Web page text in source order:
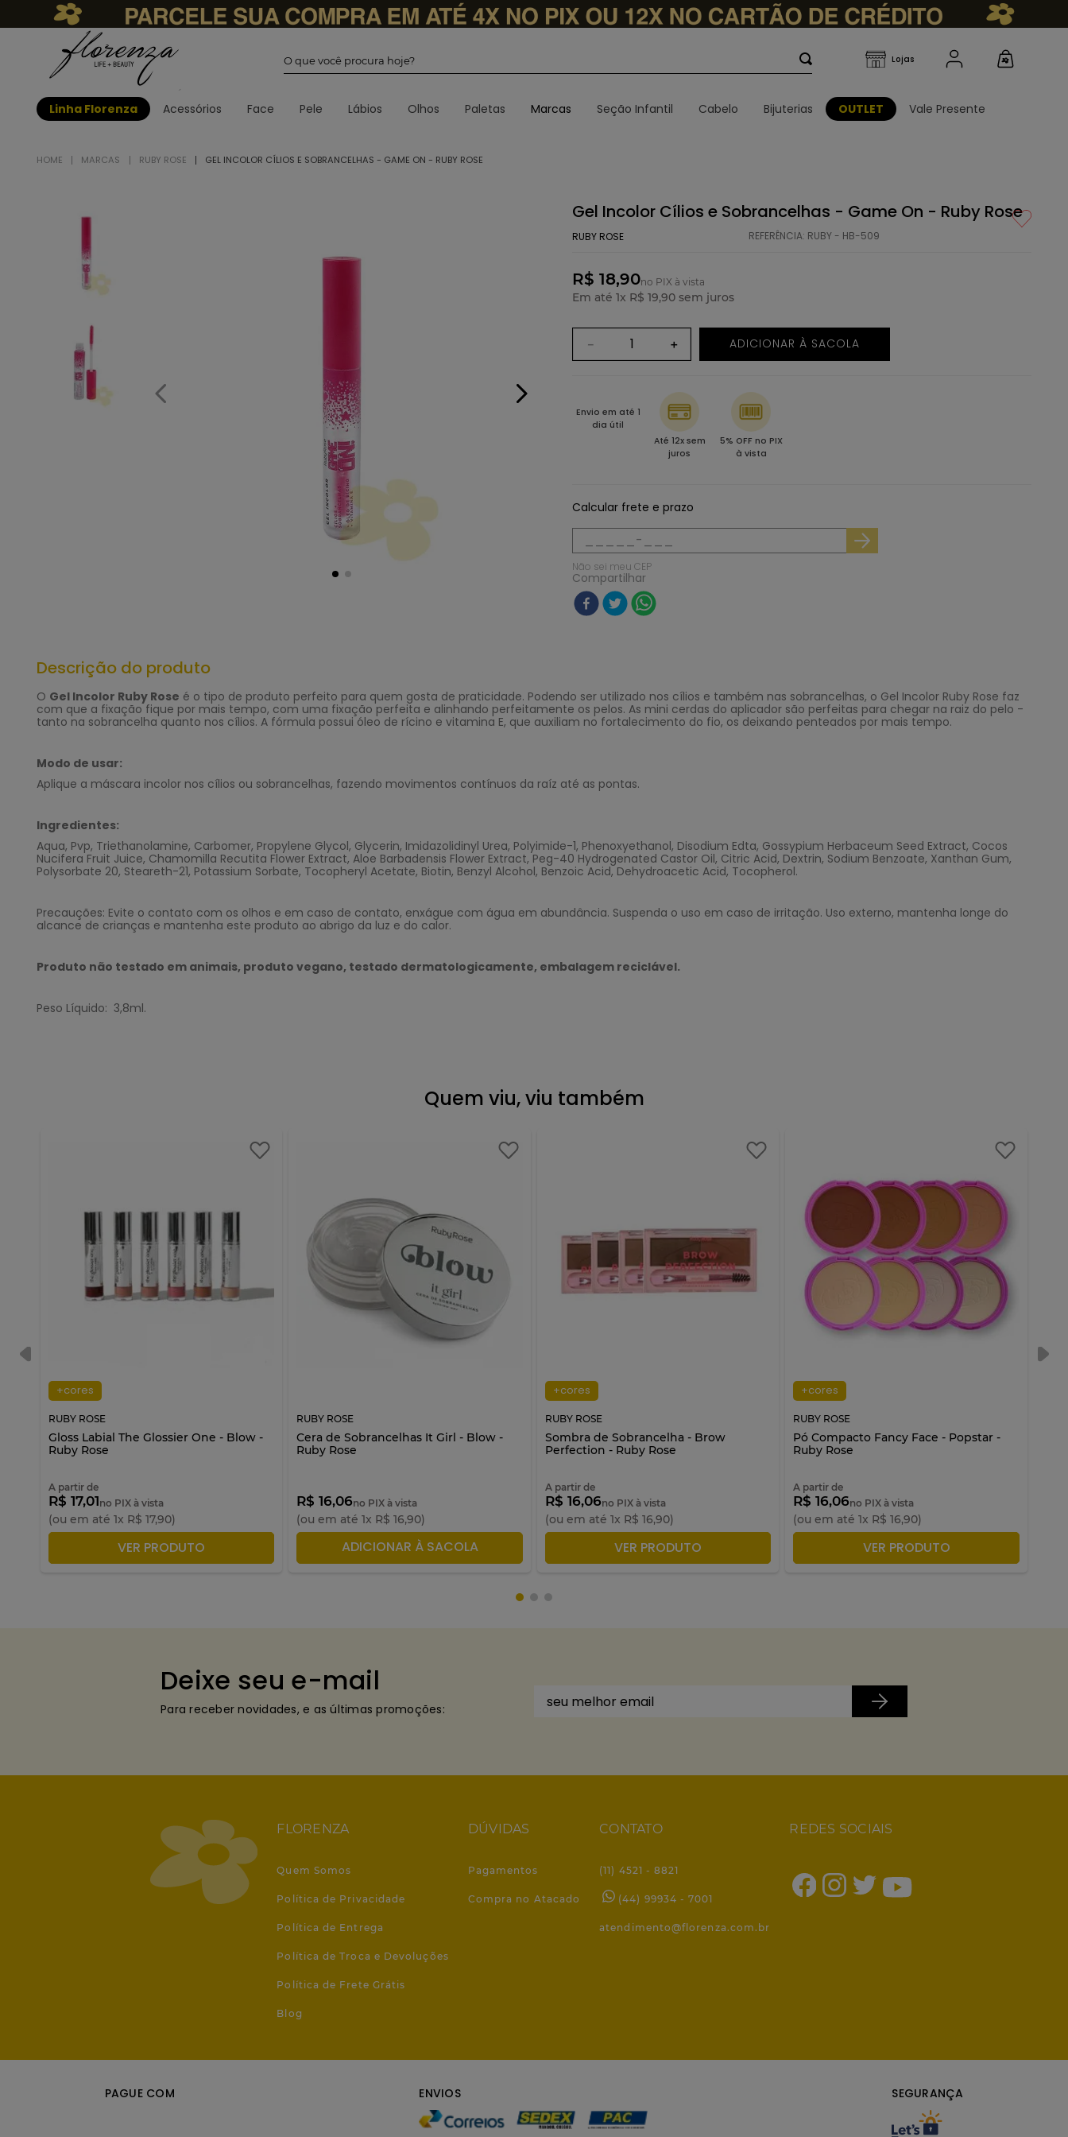
Linha Florenza Acessórios Face Pele Lábios Olhos Paletas Marcas Seção Infantil Cabelo Bijuterias OUTLET Vale Presente
MARCAS RUBY ROSE GEL INCOLOR CÍLIOS E SOBRANCELHAS - GAME ON - RUBY ROSE
Gel Incolor Cílios e Sobrancelhas - Game On - Ruby Rose
RUBY ROSE REFERÊNCIA: RUBY - HB-509
R$ 18,90no PIX à vista
Em até 1x R$ 19,90 sem juros
＋
－ ADICIONAR À SACOLA
Envio em até 1
dia útil
Até 12x sem
juros
5% OFF no PIX
à vista
Calcular frete e prazo
Não sei meu CEP
Compartilhar
Descrição do produto
O Gel Incolor Ruby Rose é o tipo de produto perfeito para quem gosta de praticidade. Podendo ser utilizado nos cílios e também nas sobrancelhas, o Gel Incolor Ruby Rose faz
com que a fixação fique por mais tempo, com uma fixação perfeita e alinhando perfeitamente os pelos. As mini cerdas do aplicador são perfeitas para chegar na raiz do pelo -
tanto na sobrancelha quanto nos cílios. A fórmula possui óleo de rícino e vitamina E, que auxiliam no fortalecimento do fio, os deixando penteados por mais tempo.
Modo de usar:
Aplique a máscara incolor nos cílios ou sobrancelhas, fazendo movimentos contínuos da raíz até as pontas.
Ingredientes:
Aqua, Pvp, Triethanolamine, Carbomer, Propylene Glycol, Glycerin, Imidazolidinyl Urea, Polyimide-1, Phenoxyethanol, Disodium Edta, Gossypium Herbaceum Seed Extract, Cocos
Nucifera Fruit Juice, Chamomilla Recutita Flower Extract, Aloe Barbadensis Flower Extract, Peg-40 Hydrogenated Castor Oil, Citric Acid, Dextrin, Sodium Benzoate, Xanthan Gum,
Polysorbate 20, Steareth-21, Potassium Sorbate, Tocopheryl Acetate, Biotin, Benzyl Alcohol, Benzoic Acid, Dehydroacetic Acid, Tocopherol.
Precauções: Evite o contato com os olhos e em caso de contato, enxágue com água em abundância. Suspenda o uso em caso de irritação. Uso externo, mantenha longe do
alcance de crianças e mantenha este produto ao abrigo da luz e do calor.
Produto não testado em animais, produto vegano, testado dermatologicamente, embalagem reciclável.
Peso Líquido: 3,8ml.
Quem viu, viu também
+cores
RUBY ROSE
Gloss Labial The Glossier One - Blow -
Ruby Rose
A partir de
R$ 17,01no PIX à vista
(ou em até 1x R$ 17,90)
ADICIONAR À SACOLA
VER PRODUTO
RUBY ROSE
Cera de Sobrancelhas It Girl - Blow -
Ruby Rose
R$ 16,06no PIX à vista
(ou em até1x R$ 16,90)
ADICIONAR À SACOLA
+cores
RUBY ROSE
Sombra de Sobrancelha - Brow
Perfection - Ruby Rose
A partir de
R$ 16,06no PIX à vista
(ou em até 1x R$ 16,90)
ADICIONAR À SACOLA
VER PRODUTO
+cores
RUBY ROSE
Pó Compacto Fancy Face - Popstar -
Ruby Rose
A partir de
R$ 16,06no PIX à vista
(ou em até1x R$ 16,90)
ADICIONAR À SACOLA
VER PRODUTO
Deixe seu e-mail
Para receber novidades, e as últimas promoções:
FLORENZA
Quem Somos
Política de Privacidade
Política de Entrega
Política de Troca e Devoluções
Política de Frete Grátis
Blog
DÚVIDAS
Pagamentos
Compra no Atacado
CONTATO
(11) 4521 - 8821
(44) 99934 - 7001
atendimento@florenza.com.br
REDES SOCIAIS
PAGUE COM ENVIOS SEGURANÇA